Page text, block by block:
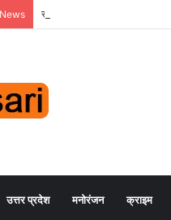
स्वतंत्रता दिवस की तैयारियों को
उत्तर प्रदेश मनोरंजन क्राइम